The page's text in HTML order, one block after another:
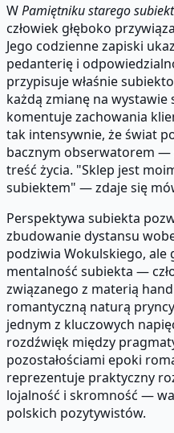
WPamiętniku starego
człowiek głęboko
Jego codzienne zapiski
pedanterię i
przypisuje właśnie
każdą zmianę na
komentuje zachowania
tak intensywnie, że świat
bacznym obserwatorem —
treść życia. "Sklep jest
subiektem" — zdaje się
Perspektywa subiekta
zbudowanie dystansu
podziwia Wokulskiego, ale
mentalność subiekta —
związanego z materią
romantyczną naturą
jednym z kluczowych
rozdźwięk między
pozostałościami epoki
reprezentuje praktyczny
lojalność i skromność —
polskich pozytywistów.